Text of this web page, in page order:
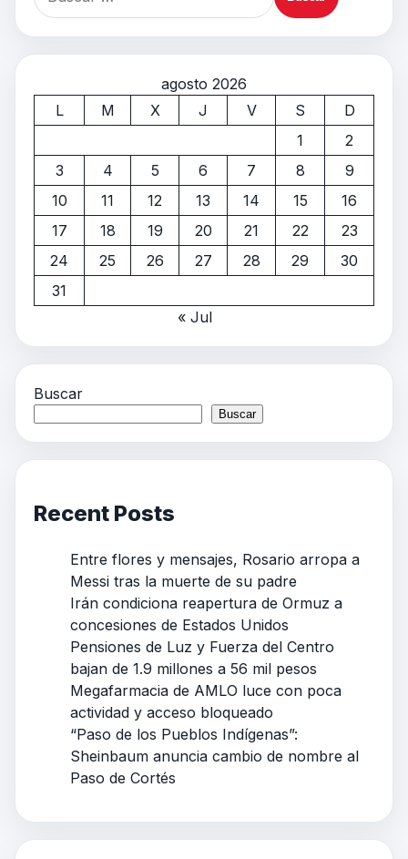
agosto 2026
L
M X J V S
D
1
2
3
4 5 6 7 8
9
10
11 12 13 14 15
16
17
18 19 20 21 22
23
24
25 26 27 28 29
30
31
« Jul
Buscar
Buscar
Recent Posts
Entre flores y mensajes, Rosario arropa a
Messi tras la muerte de su padre
Irán condiciona reapertura de Ormuz a
concesiones de Estados Unidos
Pensiones de Luz y Fuerza del Centro
bajan de 1.9 millones a 56 mil pesos
Megafarmacia de AMLO luce con poca
actividad y acceso bloqueado
“Paso de los Pueblos Indígenas”:
Sheinbaum anuncia cambio de nombre al
Paso de Cortés